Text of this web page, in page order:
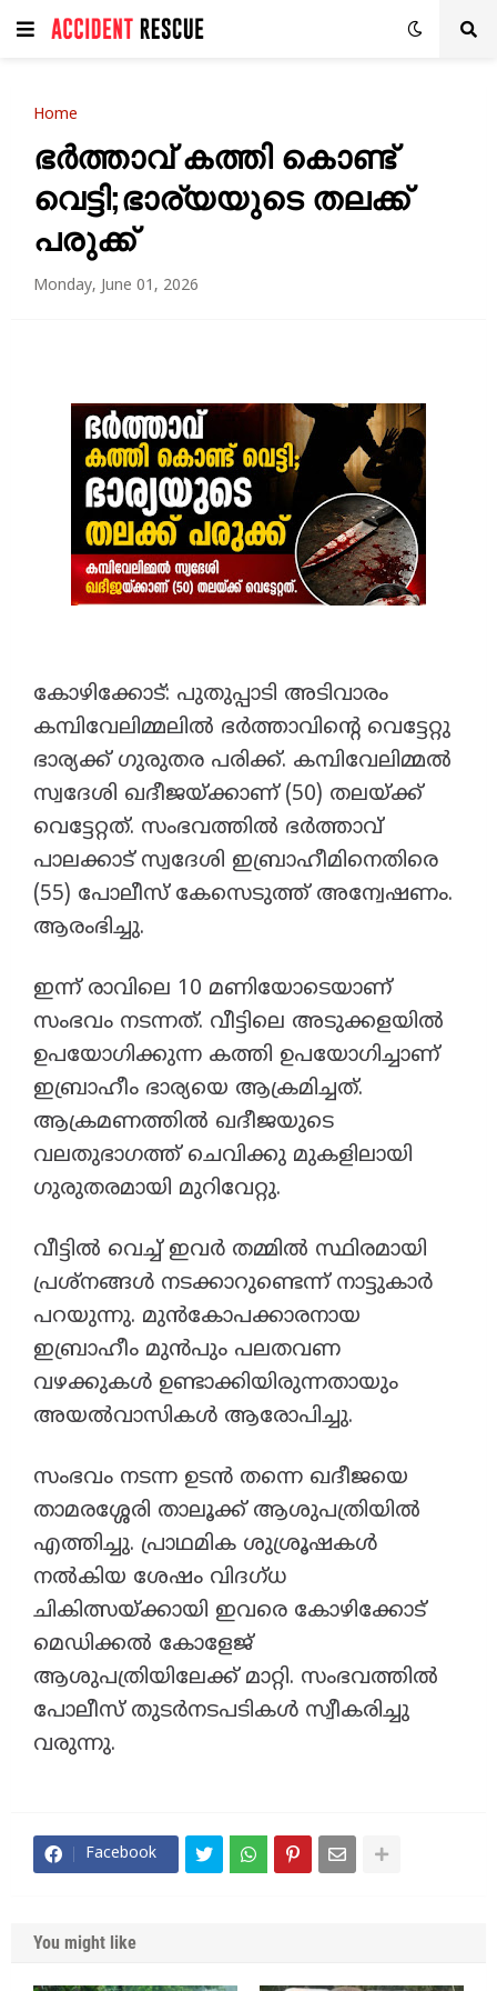
Home
ഭർത്താവ് കത്തി കൊണ്ട്
വെട്ടി;ഭാര്യയുടെ തലക്ക്
പരുക്ക്
Monday, June 01, 2026
കോഴിക്കോട്: പുതുപ്പാടി അടിവാരം
കമ്പിവേലിമ്മലിൽ ഭർത്താവിന്റെ വെട്ടേറ്റു
ഭാര്യക്ക് ഗുരുതര പരിക്ക്. കമ്പിവേലിമ്മൽ
സ്വദേശി ഖദീജയ്ക്കാണ് (50) തലയ്ക്ക്
വെട്ടേറ്റത്. സംഭവത്തിൽ ഭർത്താവ്
പാലക്കാട് സ്വദേശി ഇബ്രാഹീമിനെതിരെ
(55) പോലീസ് കേസെടുത്ത് അന്വേഷണം.
ആരംഭിച്ചു.
​ഇന്ന് രാവിലെ 10 മണിയോടെയാണ്
സംഭവം നടന്നത്. വീട്ടിലെ അടുക്കളയിൽ
ഉപയോഗിക്കുന്ന കത്തി ഉപയോഗിച്ചാണ്
ഇബ്രാഹീം ഭാര്യയെ ആക്രമിച്ചത്.
ആക്രമണത്തിൽ ഖദീജയുടെ
വലതുഭാഗത്ത് ചെവിക്കു മുകളിലായി
ഗുരുതരമായി മുറിവേറ്റു.
​വീട്ടിൽ വെച്ച് ഇവർ തമ്മിൽ സ്ഥിരമായി
പ്രശ്നങ്ങൾ നടക്കാറുണ്ടെന്ന് നാട്ടുകാർ
പറയുന്നു. മുൻകോപക്കാരനായ
ഇബ്രാഹീം മുൻപും പലതവണ
വഴക്കുകൾ ഉണ്ടാക്കിയിരുന്നതായും
അയൽവാസികൾ ആരോപിച്ചു.
​സംഭവം നടന്ന ഉടൻ തന്നെ ഖദീജയെ
താമരശ്ശേരി താലൂക്ക് ആശുപത്രിയിൽ
എത്തിച്ചു. പ്രാഥമിക ശുശ്രൂഷകൾ
നൽകിയ ശേഷം വിദഗ്ധ
ചികിത്സയ്ക്കായി ഇവരെ കോഴിക്കോട്
മെഡിക്കൽ കോളേജ്
ആശുപത്രിയിലേക്ക് മാറ്റി. സംഭവത്തിൽ
പോലീസ് തുടർനടപടികൾ സ്വീകരിച്ചു
വരുന്നു.
Facebook
You might like